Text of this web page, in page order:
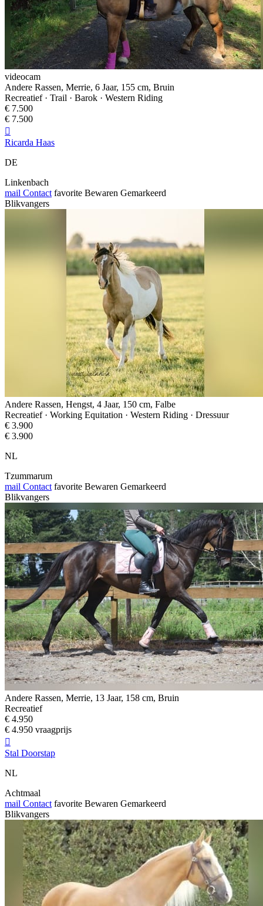
videocam
Andere Rassen, Merrie, 6 Jaar, 155 cm, Bruin
Recreatief · Trail · Barok · Western Riding
€ 7.500
€ 7.500

Ricarda Haas
DE
Linkenbach
mail Contact favorite Bewaren Gemarkeerd
Blikvangers
Andere Rassen, Hengst, 4 Jaar, 150 cm, Falbe
Recreatief · Working Equitation · Western Riding · Dressuur
€ 3.900
€ 3.900
NL
Tzummarum
mail Contact favorite Bewaren Gemarkeerd
Blikvangers
Andere Rassen, Merrie, 13 Jaar, 158 cm, Bruin
Recreatief
€ 4.950
€ 4.950 vraagprijs

Stal Doorstap
NL
Achtmaal
mail Contact favorite Bewaren Gemarkeerd
Blikvangers